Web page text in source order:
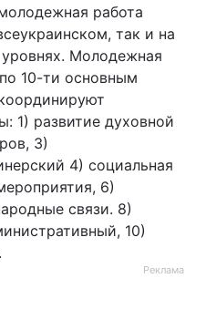
работа
так и на
Молодежная
10-ти основным
1) развитие духовной
3)
4) социальная
6)
связи. 8)
10)
Реклама